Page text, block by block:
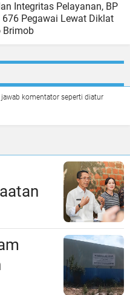
Integritas Pelayanan, BP
Pegawai Lewat Diklat
Brimob
komentator seperti diatur